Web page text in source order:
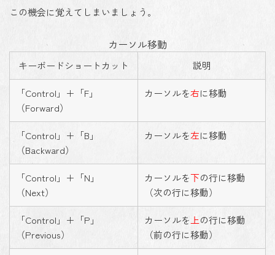
この機会に覚えてしまいましょう。
カーソル移動
キーボードショートカット 説明
「Control」＋「F」
（Forward）
カーソルを右に移動
「Control」＋「B」
（Backward）
カーソルを左に移動
「Control」＋「N」
（Next）
カーソルを下の行に移動
（次の行に移動）
「Control」＋「P」
（Previous）
カーソルを 上の行に移動
（前の行に移動）